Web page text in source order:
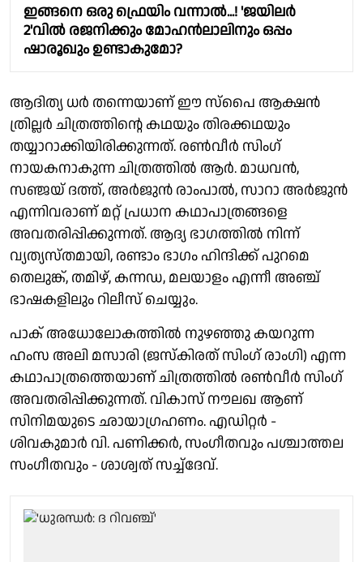
ഇങ്ങനെ ഒരു ഫ്രെയിം വന്നാൽ...! 'ജയിലർ
2'വിൽ രജനിക്കും മോഹൻലാലിനും ഒപ്പം
ഷാരൂഖും ഉണ്ടാകുമോ?
ആദിത്യ ധർ തന്നെയാണ് ഈ സ്പൈ ആക്ഷൻ
ത്രില്ലർ ചിത്രത്തിന്റെ കഥയും തിരക്കഥയും
തയ്യാറാക്കിയിരിക്കുന്നത്. രൺവീർ സിംഗ്
നായകനാകുന്ന ചിത്രത്തിൽ ആർ. മാധവൻ,
സഞ്ജയ് ദത്ത്, അർജുൻ രാംപാൽ, സാറാ അർജുൻ
എന്നിവരാണ് മറ്റ് പ്രധാന കഥാപാത്രങ്ങളെ
അവതരിപ്പിക്കുന്നത്. ആദ്യ ഭാഗത്തിൽ നിന്ന്
വ്യത്യസ്തമായി, രണ്ടാം ഭാഗം ഹിന്ദിക്ക് പുറമെ
തെലുങ്ക്, തമിഴ്, കന്നഡ, മലയാളം എന്നീ അഞ്ച്
ഭാഷകളിലും റിലീസ് ചെയ്യും.
പാക് അധോലോകത്തിൽ നുഴഞ്ഞു കയറുന്ന
ഹംസ അലി മസാരി (ജസ്കിരത് സിംഗ് രാംഗി) എന്ന
കഥാപാത്രത്തെയാണ് ചിത്രത്തിൽ രൺവീർ സിംഗ്
അവതരിപ്പിക്കുന്നത്. വികാസ് നൗലഖ ആണ്
സിനിമയുടെ ഛായാഗ്രഹണം. എഡിറ്റർ -
ശിവകുമാർ വി. പണിക്കർ, സംഗീതവും പശ്ചാത്തല
സംഗീതവും - ശാശ്വത് സച്ച്ദേവ്.